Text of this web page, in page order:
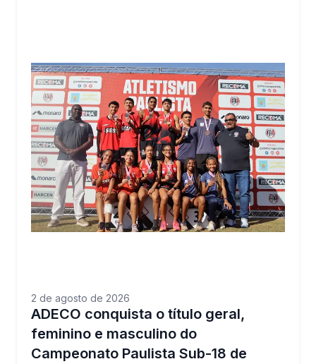
2 de agosto de 2026
ADECO conquista o título geral,
feminino e masculino do
Campeonato Paulista Sub-18 de